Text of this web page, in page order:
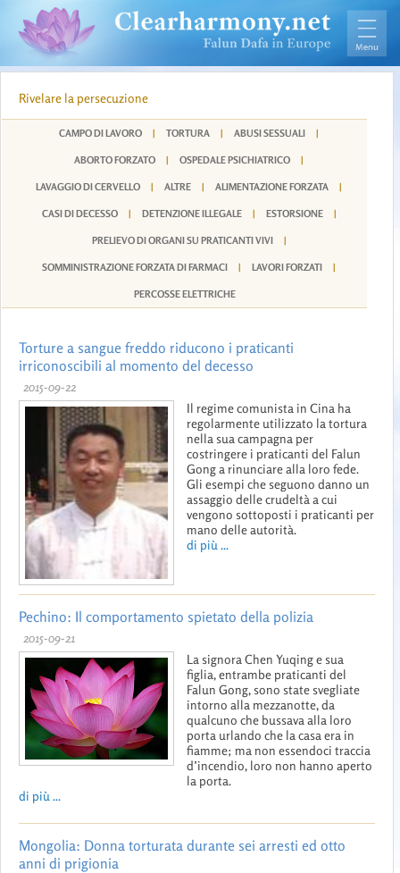
Rivelare la persecuzione
CAMPO DI LAVORO | TORTURA | ABUSI SESSUALI |
ABORTO FORZATO | OSPEDALE PSICHIATRICO |
LAVAGGIO DI CERVELLO | ALTRE | ALIMENTAZIONE FORZATA |
CASI DI DECESSO | DETENZIONE ILLEGALE | ESTORSIONE |
PRELIEVO DI ORGANI SU PRATICANTI VIVI |
SOMMINISTRAZIONE FORZATA DI FARMACI | LAVORI FORZATI |
PERCOSSE ELETTRICHE
Torture a sangue freddo riducono i praticanti
irriconoscibili al momento del decesso
2015-09-22
Il regime comunista in Cina ha
regolarmente utilizzato la tortura
nella sua campagna per
costringere i praticanti del Falun
Gong a rinunciare alla loro fede.
Gli esempi che seguono danno un
assaggio delle crudeltà a cui
vengono sottoposti i praticanti per
mano delle autorità.
di più ...
Pechino: Il comportamento spietato della polizia
2015-09-21
La signora Chen Yuqing e sua
figlia, entrambe praticanti del
Falun Gong, sono state svegliate
intorno alla mezzanotte, da
qualcuno che bussava alla loro
porta urlando che la casa era in
fiamme; ma non essendoci traccia
d’incendio, loro non hanno aperto
la porta.
di più ...
Mongolia: Donna torturata durante sei arresti ed otto
anni di prigionia